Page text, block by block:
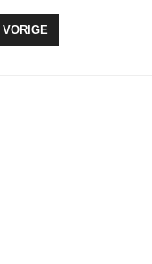
VORIG ARTIKEL:
VORIGE